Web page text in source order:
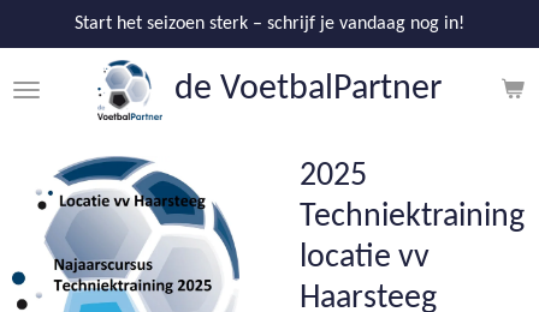
direct
naar
de VoetbalPartner
Start het seizoen sterk – schrijf je vandaag nog in!
2025
Techniektraining
locatie vv
Haarsteeg